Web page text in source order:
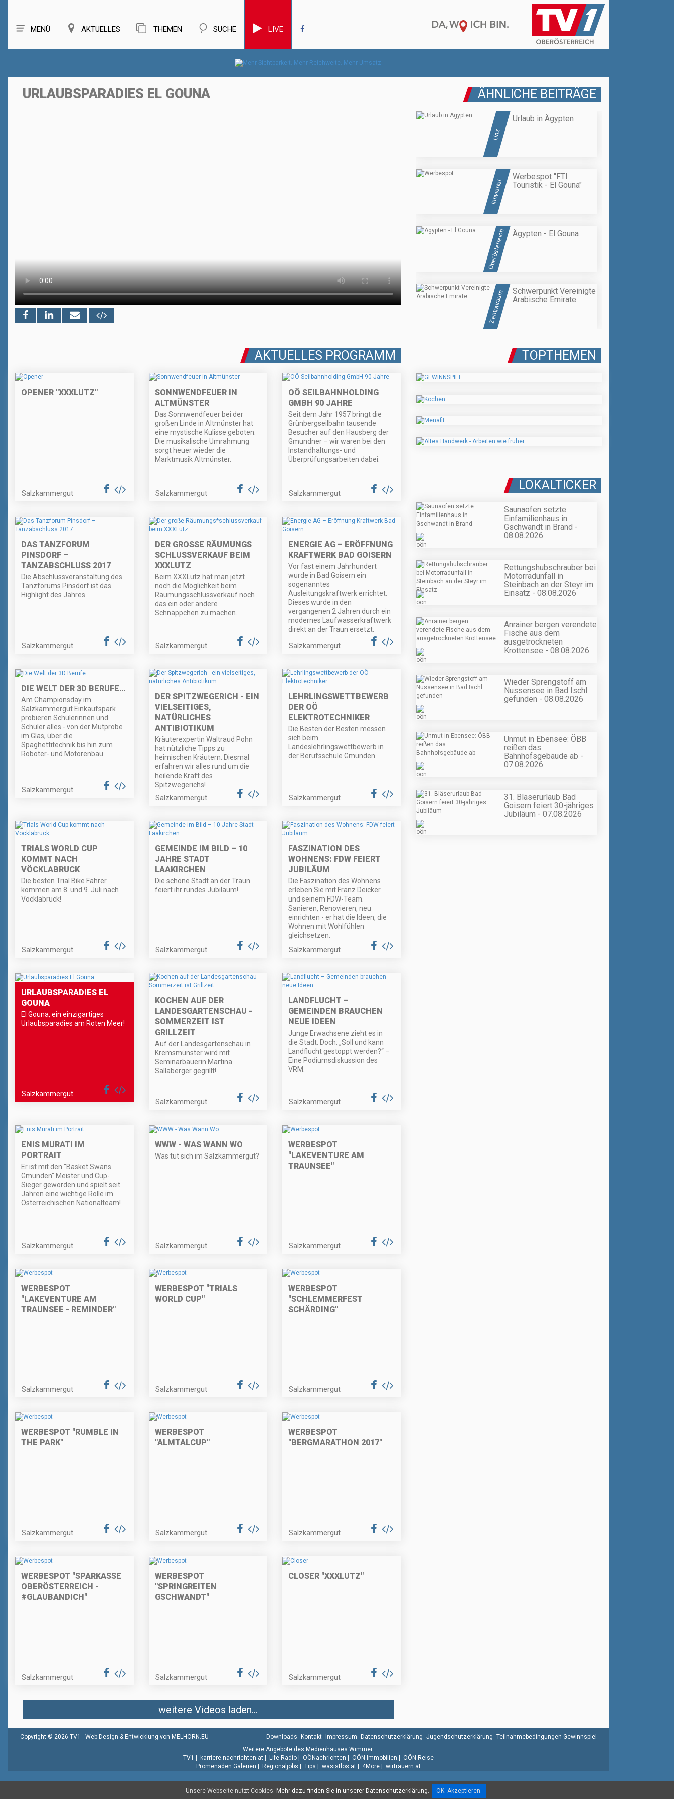
MENÜ AKTUELLES THEMEN SUCHE LIVE
URLAUBSPARADIES EL GOUNA ÄHNLICHE BEITRÄGE
Linz
Urlaub in Ägypten
Innviertel
Werbespot "FTI
Touristik - El Gouna"
Oberösterreich Ägypten - El Gouna
Zentralraum
Schwerpunkt Vereinigte
Arabische Emirate
AKTUELLES PROGRAMM
OPENER "XXXLUTZ"
Salzkammergut
SONNWENDFEUER IN
ALTMÜNSTER
Das Sonnwendfeuer bei der
großen Linde in Altmünster hat
eine mystische Kulisse geboten.
Die musikalische Umrahmung
sorgt heuer wieder die
Marktmusik Altmünster.
Salzkammergut
OÖ SEILBAHNHOLDING
GMBH 90 JAHRE
Seit dem Jahr 1957 bringt die
Grünbergseilbahn tausende
Besucher auf den Hausberg der
Gmundner – wir waren bei den
Instandhaltungs- und
Überprüfungsarbeiten dabei.
Salzkammergut
DAS TANZFORUM
PINSDORF –
TANZABSCHLUSS 2017
Die Abschlussveranstaltung des
Tanzforums Pinsdorf ist das
Highlight des Jahres.
Salzkammergut
DER GROSSE RÄUMUNGS
SCHLUSSVERKAUF BEIM
XXXLUTZ
Beim XXXLutz hat man jetzt
noch die Möglichkeit beim
Räumungsschlussverkauf noch
das ein oder andere
Schnäppchen zu machen.
Salzkammergut
ENERGIE AG – ERÖFFNUNG
KRAFTWERK BAD GOISERN
Vor fast einem Jahrhundert
wurde in Bad Goisern ein
sogenanntes
Ausleitungskraftwerk errichtet.
Dieses wurde in den
vergangenen 2 Jahren durch ein
modernes Laufwasserkraftwerk
direkt an der Traun ersetzt.
Salzkammergut
DIE WELT DER 3D BERUFE…
Am Championsday im
Salzkammergut Einkaufspark
probieren Schülerinnen und
Schüler alles - von der Mutprobe
im Glas, über die
Spaghettitechnik bis hin zum
Roboter- und Motorenbau.
Salzkammergut
DER SPITZWEGERICH - EIN
VIELSEITIGES,
NATÜRLICHES
ANTIBIOTIKUM
Kräuterexpertin Waltraud Pohn
hat nützliche Tipps zu
heimischen Kräutern. Diesmal
erfahren wir alles rund um die
heilende Kraft des
Spitzwegerichs!
Salzkammergut
LEHRLINGSWETTBEWERB
DER OÖ
ELEKTROTECHNIKER
Die Besten der Besten messen
sich beim
Landeslehrlingswettbewerb in
der Berufsschule Gmunden.
Salzkammergut
TRIALS WORLD CUP
KOMMT NACH
VÖCKLABRUCK
Die besten Trial Bike Fahrer
kommen am 8. und 9. Juli nach
Vöcklabruck!
Salzkammergut
GEMEINDE IM BILD – 10
JAHRE STADT
LAAKIRCHEN
Die schöne Stadt an der Traun
feiert ihr rundes Jubiläum!
Salzkammergut
FASZINATION DES
WOHNENS: FDW FEIERT
JUBILÄUM
Die Faszination des Wohnens
erleben Sie mit Franz Deicker
und seinem FDW-Team.
Sanieren, Renovieren, neu
einrichten - er hat die Ideen, die
Wohnen mit Wohlfühlen
gleichsetzen.
Salzkammergut
URLAUBSPARADIES EL
GOUNA
El Gouna, ein einzigartiges
Urlaubsparadies am Roten Meer!
Salzkammergut
KOCHEN AUF DER
LANDESGARTENSCHAU -
SOMMERZEIT IST
GRILLZEIT
Auf der Landesgartenschau in
Kremsmünster wird mit
Seminarbäuerin Martina
Sallaberger gegrillt!
Salzkammergut
LANDFLUCHT –
GEMEINDEN BRAUCHEN
NEUE IDEEN
Junge Erwachsene zieht es in
die Stadt. Doch: „Soll und kann
Landflucht gestoppt werden?“ –
Eine Podiumsdiskussion des
VRM.
Salzkammergut
ENIS MURATI IM
PORTRAIT
Er ist mit den "Basket Swans
Gmunden" Meister und Cup-
Sieger geworden und spielt seit
Jahren eine wichtige Rolle im
Österreichischen Nationalteam!
Salzkammergut
WWW - WAS WANN WO
Was tut sich im Salzkammergut?
Salzkammergut
WERBESPOT
"LAKEVENTURE AM
TRAUNSEE"
Salzkammergut
WERBESPOT
"LAKEVENTURE AM
TRAUNSEE - REMINDER"
Salzkammergut
WERBESPOT "TRIALS
WORLD CUP"
Salzkammergut
WERBESPOT
"SCHLEMMERFEST
SCHÄRDING"
Salzkammergut
WERBESPOT "RUMBLE IN
THE PARK"
Salzkammergut
WERBESPOT
"ALMTALCUP"
Salzkammergut
WERBESPOT
"BERGMARATHON 2017"
Salzkammergut
WERBESPOT "SPARKASSE
OBERÖSTERREICH -
#GLAUBANDICH"
Salzkammergut
WERBESPOT
"SPRINGREITEN
GSCHWANDT"
Salzkammergut
CLOSER "XXXLUTZ"
Salzkammergut
weitere Videos laden...
TOPTHEMEN
LOKALTICKER
Saunaofen setzte
Einfamilienhaus in
Gschwandt in Brand -
08.08.2026
Rettungshubschrauber bei
Motorradunfall in
Steinbach an der Steyr im
Einsatz - 08.08.2026
Anrainer bergen verendete
Fische aus dem
ausgetrockneten
Krottensee - 08.08.2026
Wieder Sprengstoff am
Nussensee in Bad Ischl
gefunden - 08.08.2026
Unmut in Ebensee: ÖBB
reißen das
Bahnhofsgebäude ab -
07.08.2026
31. Bläserurlaub Bad
Goisern feiert 30-jähriges
Jubiläum - 07.08.2026
Unsere Webseite nutzt Cookies. Mehr dazu finden Sie in unserer Datenschutzerklärung. OK. Akzeptieren.
Copyright © 2026 TV1 - Web Design & Entwicklung von MELHORN.EU Downloads Kontakt Impressum Datenschutzerklärung Jugendschutzerklärung Teilnahmebedingungen Gewinnspiel
Weitere Angebote des Medienhauses Wimmer:
TV1 | karriere.nachrichten.at | Life Radio | OÖNachrichten | OÖN Immobilien | OÖN Reise
Promenaden Galerien | Regionaljobs | Tips | wasistlos.at | 4More | wirtrauern.at